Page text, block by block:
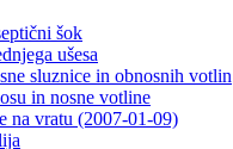
šok
ušesa
sluznice in obnosnih votlin
in nosne votline
na vratu (2007-01-09)